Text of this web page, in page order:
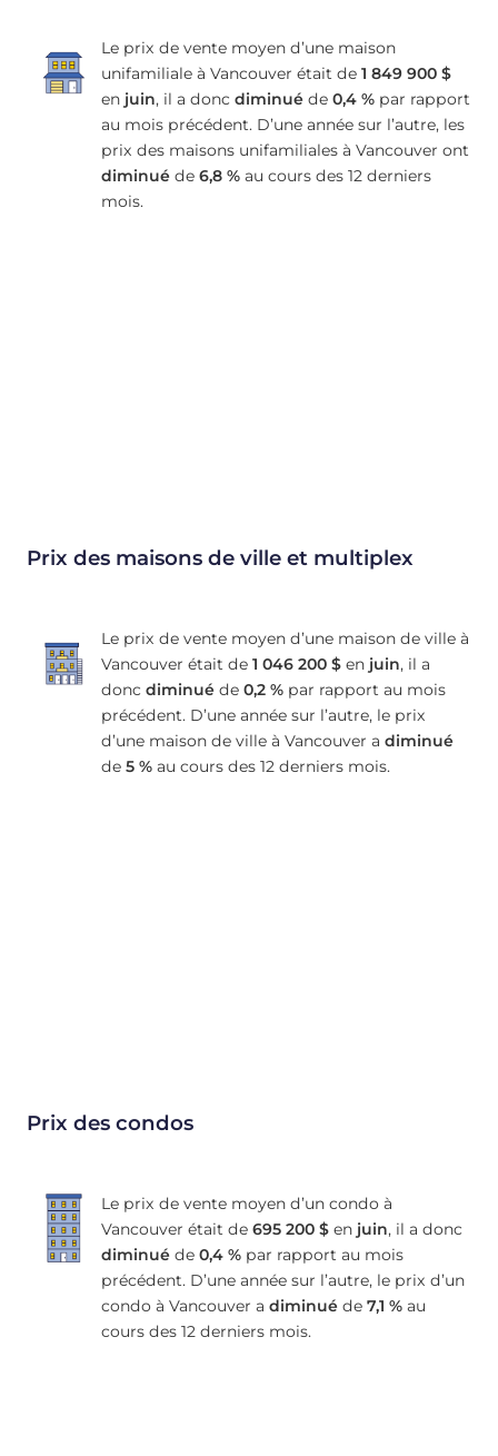
Le prix de vente moyen d’une maison
unifamiliale à Vancouver était de 1 849 900 $
en juin, il a donc diminuéde 0,4 %par rapport
au mois précédent. D’une année sur l’autre, les
prix des maisons unifamiliales à Vancouver ont
diminuéde 6,8 %au cours des 12 derniers
mois.
Prix des maisons de ville et multiplex
Le prix de vente moyen d’une maison de ville à
Vancouver était de 1 046 200 $en juin, il a
donc diminuéde 0,2 %par rapport au mois
précédent. D’une année sur l’autre, le prix
d’une maison de ville à Vancouver a diminué
de 5 %au cours des 12 derniers mois.
Prix des condos
Le prix de vente moyen d’un condo à
Vancouver était de 695 200 $en juin, il a donc
diminuéde 0,4 %par rapport au mois
précédent. D’une année sur l’autre, le prix d’un
condo à Vancouver a diminuéde 7,1 %au
cours des 12 derniers mois.